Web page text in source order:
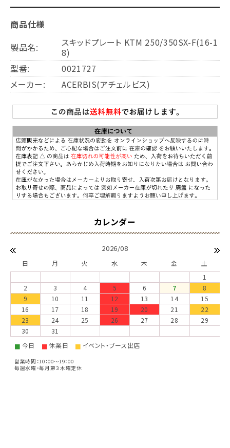
商品仕様
製品名:
スキッドプレート KTM 250/350SX-F(16-1
8)
型番:
0021727
メーカー:
ACERBIS(アチェルビス)
2026/08
日 月 火 水 木 金
土
1
2
3 4 5 6 7
8
9
10 11 12 13 14
15
16
17 18 19 20 21
22
23
24 25 26 27 28
29
30
31
■ 今日 ■休業日 ■ イベント・ブース出店
営業時間：10：00～19：00
毎週水曜・毎月第３木曜定休